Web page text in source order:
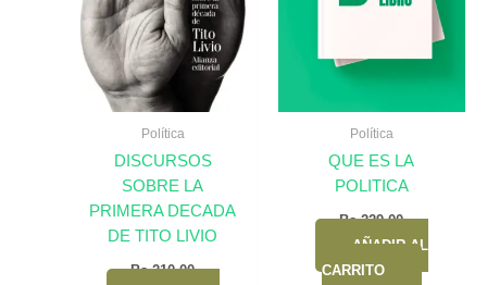
Política
DISCURSOS
SOBRE LA
PRIMERA DECADA
DE TITO LIVIO
Bs.210,00
Política
QUE ES LA
POLITICA
Bs.229,00
AÑADIR AL
CARRITO